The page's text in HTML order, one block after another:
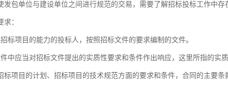
发包单位与建设单位之间进行规范的交易，需要了解招标投标工作中
：
标项目的能力的投标人，按照招标文件的要求编制的文件。
中应当对招标文件提出的实质性要求和条件作出响应，这里所指的实
标项目的计划、招标项目的技术规范方面的要求和条件，合同的主要